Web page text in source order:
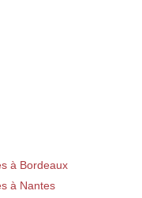
à Bordeaux
à Nantes